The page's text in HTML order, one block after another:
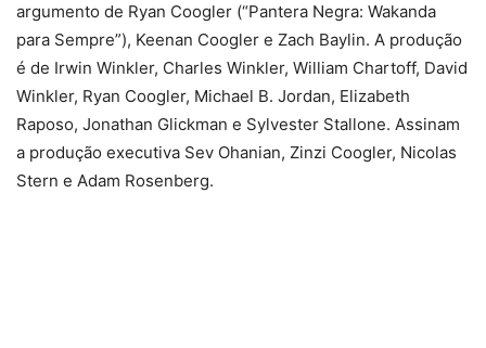
argumento de Ryan Coogler (“Pantera Negra: Wakanda
para Sempre”), Keenan Coogler e Zach Baylin. A produção
é de Irwin Winkler, Charles Winkler, William Chartoff, David
Winkler, Ryan Coogler, Michael B. Jordan, Elizabeth
Raposo, Jonathan Glickman e Sylvester Stallone. Assinam
a produção executiva Sev Ohanian, Zinzi Coogler, Nicolas
Stern e Adam Rosenberg.